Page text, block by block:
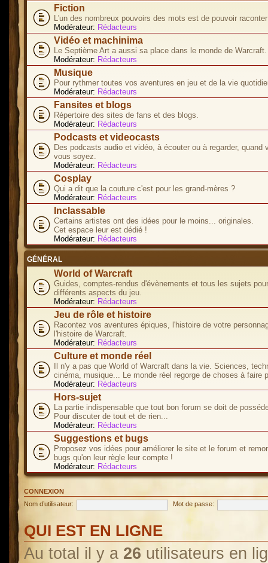
Fiction
L'un des nombreux pouvoirs des mots est de pouvoir
Modérateur: Rédacteurs
Vidéo et machinima
Le Septième Art a aussi sa place dans le monde de Warcraft.
Modérateur: Rédacteurs
Musique
Pour rythmer toutes vos aventures en jeu et de la vie
Modérateur: Rédacteurs
Fansites et blogs
Répertoire des sites de fans et des blogs.
Modérateur: Rédacteurs
Podcasts et videocasts
Des podcasts audio et vidéo, à écouter ou à regarder, quand
vous soyez.
Modérateur: Rédacteurs
Cosplay
Qui a dit que la couture c'est pour les grand-mères ?
Modérateur: Rédacteurs
Inclassable
Certains artistes ont des idées pour le moins... originales.
Cet espace leur est dédié !
Modérateur: Rédacteurs
GÉNÉRAL
World of Warcraft
Guides, comptes-rendus d'évènements et tous les sujets
différents aspects du jeu.
Modérateur: Rédacteurs
Jeu de rôle et histoire
Racontez vos aventures épiques, l'histoire de votre
l'histoire de Warcraft.
Modérateur: Rédacteurs
Culture et monde réel
Il n'y a pas que World of Warcraft dans la vie. Sciences,
cinéma, musique... Le monde réel regorge de choses à faire
Modérateur: Rédacteurs
Hors-sujet
La partie indispensable que tout bon forum se doit de
Pour discuter de tout et de rien...
Modérateur: Rédacteurs
Suggestions et bugs
Proposez vos idées pour améliorer le site et le forum et
bugs qu'on leur règle leur compte !
Modérateur: Rédacteurs
CONNEXION
Nom d’utilisateur:
Mot de passe:
QUI EST EN LIGNE
Au total il y a 26 utilisateurs en